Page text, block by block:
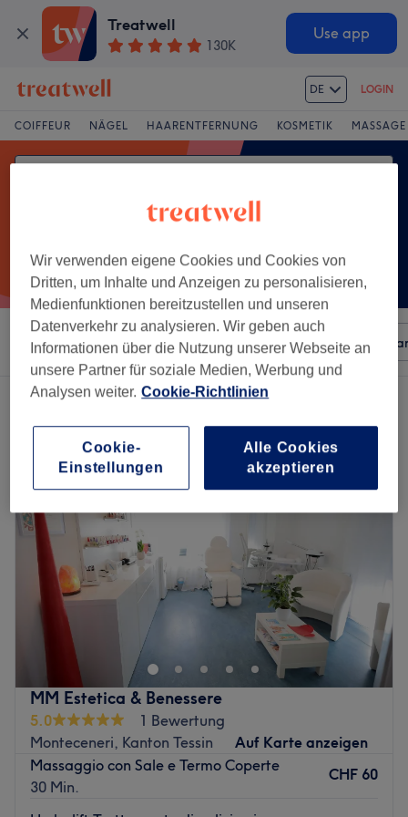
Treatwell
130K
Use app
DE LOGIN
COIFFEUR NÄGEL HAARENTFERNUNG KOSMETIK MASSAGE
Sortieren nach Beliebiger Preis Besonderheiten
Ein Salon, der anbietet:
MM Estetica & Benessere
5.0
1 Bewertung
Monteceneri, Kanton Tessin
Auf Karte anzeigen
Massaggio con Sale e Termo Coperte
30 Min.
CHF 60
Wir verwenden eigene Cookies und Cookies von
Dritten, um Inhalte und Anzeigen zu personalisieren,
Medienfunktionen bereitzustellen und unseren
Datenverkehr zu analysieren. Wir geben auch
Informationen über die Nutzung unserer Webseite an
unsere Partner für soziale Medien, Werbung und
Analysen weiter. Cookie-Richtlinien
Alle Cookies
akzeptieren
Cookie-
Einstellungen